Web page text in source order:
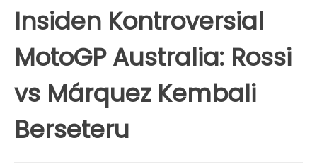
Insiden Kontroversial
MotoGP Australia: Rossi
vs Márquez Kembali
Berseteru